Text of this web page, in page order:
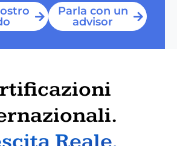
Parla con un
advisor